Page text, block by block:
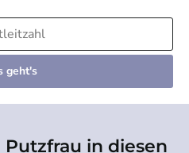
geht's
in diesen